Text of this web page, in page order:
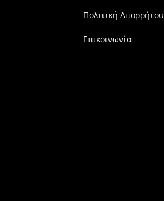
Πολιτική Απορρήτου
Επικοινωνία